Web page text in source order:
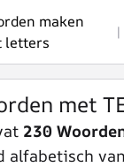
maken
letters
|
met
230
alfabetisch